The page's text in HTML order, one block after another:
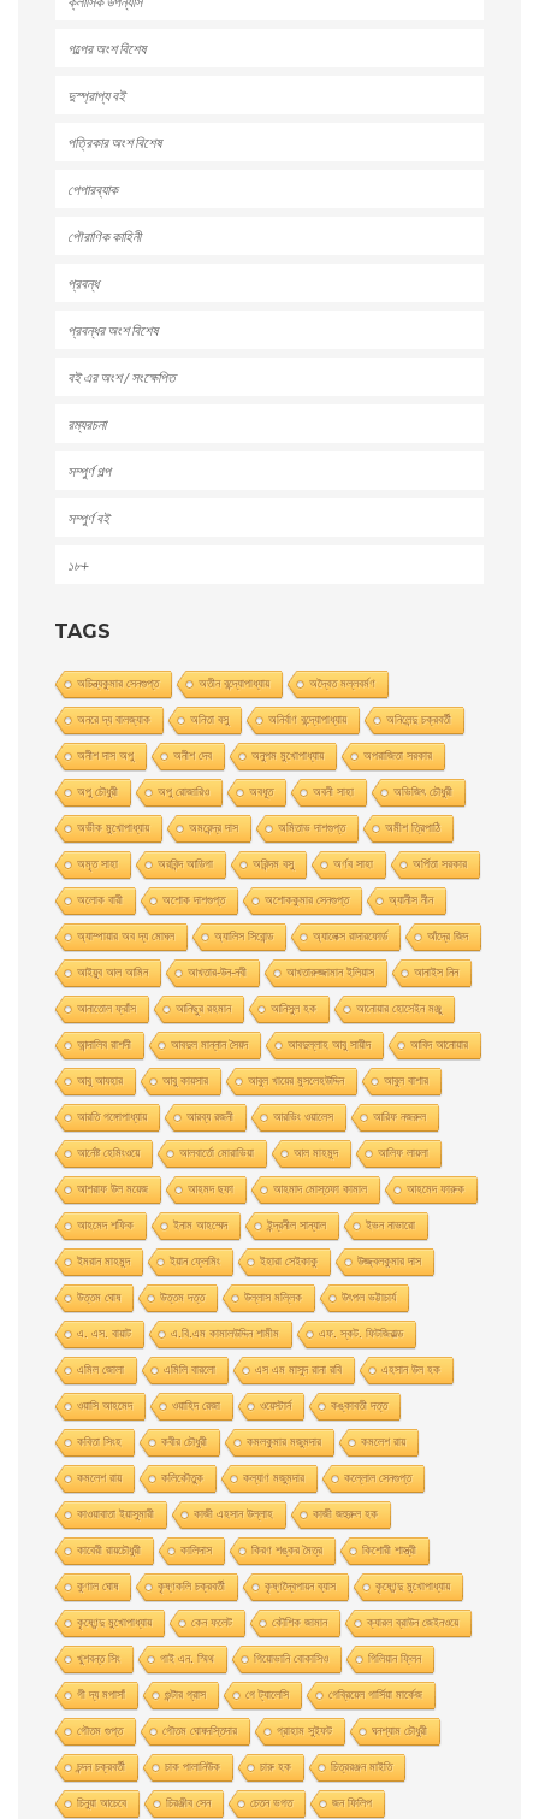
গল্পের অংশ বিশেষ
দুস্প্রাপ্য বই
পত্রিকার অংশ বিশেষ
পেপারব্যাক
পৌরাণিক কাহিনী
প্রবন্ধ
প্রবন্ধর অংশ বিশেষ
বই এর অংশ / সংক্ষেপিত
রম্যরচনা
সম্পুর্ণ গল্প
সম্পুর্ণ বই
১৮+
TAGS
অচিন্ত্যকুমার সেনগুপ্ত অতীন বন্দ্যোপাধ্যায় অদ্বৈত মল্লবর্মণ
অনরে দ্য বালজ্যাক অনিতা বসু অনির্বাণ বন্দ্যোপাধ্যায় অনিলেন্দু চক্রবর্তী
অনীশ দাস অপু অনীশ দেব অনুপম মুখোপাধ্যায় অপরাজিতা সরকার
অপু চৌধুরী অপু রােজারিও অবধূত অবনী সাহা অভিজিৎ চৌধুরী
অভীক মুখোপাধ্যায় অমরেন্দ্র দাস অমিতাভ দাশগুপ্ত অমীশ ত্রিপাঠি
অমৃত সাহা অরবিন্দ আডিগা অরিন্দম বসু অর্ণব সাহা অর্পিতা সরকার
অলোক বারী অশােক দাশগুপ্ত অশোককুমার সেনগুপ্ত অ্যানীস নীন
অ্যাম্পায়ার অব দ্য মােঘল অ্যালিস সিবােন্ড অ্যালেক্স রাদারফোর্ড আঁদ্রে জিদ
আইয়ুব আল আমিন আখতার-উন-নবী আখতারুজ্জামান ইলিয়াস আনাইস নিন
আনাতােল ফ্রাঁস আনিছুর রহমান আনিসুল হক আনোয়ার হোসেইন মঞ্জু
আন্দালিব রাশদী আবদুল মান্নান সৈয়দ আবদুল্লাহ আবু সায়ীদ আবিদ আনোয়ার
আবু আযহার আবু কায়সার আবুল খায়ের মুসলেহউদ্দিন আবুল বাশার
আরতি গঙ্গোপাধ্যায় আরব্য রজনী আরভিং ওয়ালেস আরিফ নজরুল
আর্নেষ্ট হেমিংওয়ে আলবার্তো মােরাভিয়া আল মাহমুদ আলিফ লায়লা
আশরাফ উল ময়েজ আহমদ ছফা আহমাদ মোস্তফা কামাল আহমেদ ফারুক
আহমেদ শফিক ইনাম আহম্মেদ ইন্দ্রনীল সান্যাল ইভন নাভারাে
ইমরান মাহমুদ ইয়ান ফ্লেমিং ইহারা সেইকাকু উজ্জ্বলকুমার দাস
উত্তম ঘােষ উত্তম দত্ত উল্লাস মল্লিক উৎপল ভট্টাচার্য
এ. এস. বায়াট এ.বি.এম কামালউদ্দিন শামীম এফ. স্কট. ফিটজিরাল্ড
এমিল জোলা এমিলি বারলো এস এম মাসুদ রানা রবি এহসান উল হক
ওয়াসি আহমেদ ওয়াহিদ রেজা ওয়েস্টার্ন কঙ্কাবতী দত্ত
কবিতা সিংহ কবীর চৌধুরী কমলকুমার মজুমদার কমলেশ রায়
কমলেশ রায় কলিকৌতুক কল্যাণ মজুমদার কল্লোল সেনগুপ্ত
কাওয়াবাতা ইয়াসুমারী কাজী এহসান উল্লাহ কাজী জহুরুল হক
কাবেরী রায়চৌধুরী কালিদাস কিরণ শঙ্কর মৈত্র কিশোরী শাস্ত্রী
কুণাল ঘোষ কৃষ্ণকলি চক্রবর্তী কৃষ্ণদ্বৈপায়ন ব্যাস কৃষ্ণেন্দু মুখােপাধ্যায়
কৃষ্ণেন্দু মুখোপাধ্যায় কেন ফলেট কৌশিক জামান ক্যারল ব্রাউন জেইনওয়ে
খুশবন্ত সিং গাই এন. স্মিথ গিয়ােভানি বােকাসিও গিলিয়ান ফ্লিন
গী দ্য মপাসাঁ গুন্টার গ্রাস গে ট্যালেসি গেব্রিয়েল গার্সিয়া মার্কেজ
গৌতম গুপ্ত গৌতম ঘোষদস্তিদার গ্রাহাম সুইফট ঘনশ্যাম চৌধুরী
চন্দন চক্রবর্তী চাক পালানিউক চারু হক চিত্ররঞ্জন মাইতি
চিনুয়া আচেবে চিরঞ্জীব সেন চেতন ভগত জন ফিলিপ